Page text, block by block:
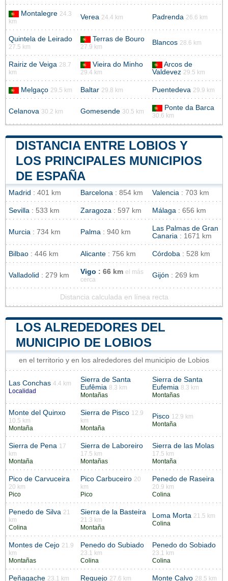
Montalegre 24.3
km
Verea 24.4 km Padrenda 26.6 km
Quintela de Leirado
27.5 km
Terras de Bouro
27.9 km
Blancos 28.6 km
Rairiz de Veiga 28.7
km
Vieira do Minho
29.4 km
Arcos de
Valdevez 29.5 km
Melgaço 29.5 km Baltar 29.8 km Puentedeva 29.9 km
Celanova 30.2 km Gomesende 30.5 km Ponte da Barca
30.6 km
DISTANCIA ENTRE LOBIOS Y
LOS PRINCIPALES MUNICIPIOS
DE ESPAÑA
Madrid : 401 km Barcelona : 854 km Valencia : 703 km
Sevilla : 533 km Zaragoza : 597 km Málaga : 656 km
Murcia : 734 km Palma : 940 km
Las Palmas de Gran
Canaria : 1671 km
Bilbao : 446 km Alicante : 756 km Córdoba : 528 km
Valladolid : 279 km Vigo : 66 km el más
cerca
Gijón : 269 km
Distancia calculada en línea recta
LOS ALREDEDORES DEL
MUNICIPIO DE LOBIOS
en el territorio y en los alrededores del municipio de Lobios
Las Conchas 4.4 km
Localidad
Sierra de Santa
Eufêmia 8.3 km
Montañas
Sierra de Santa
Eufemia 8.3 km
Montañas
Monte del Quinxo
10.5 km
Montaña
Sierra de Pisco 12.9
km
Montaña
Pisco 12.9 km
Montaña
Sierra de Pena 17
km
Montaña
Sierra de Laboreiro
17.5 km
Montañas
Sierra de las Molas
17.5 km
Montaña
Pico de Carvuceira
20 km
Pico
Pico Carbuceiro 20
km
Pico
Penedo de Raseira
20.9 km
Colina
Penedo de Silva 21
km
Colina
Sierra de la Basteira
21.3 km
Montaña
Loma Morta 21.5 km
Colina
Montes de Cejo 21.9
km
Montañas
Penedo do Subiado
23.1 km
Colina
Penedo do Sobiado
23.1 km
Colina
Peñagache 23.1 km
Requejo 27.6 km
Monte Calvo 28.5 km